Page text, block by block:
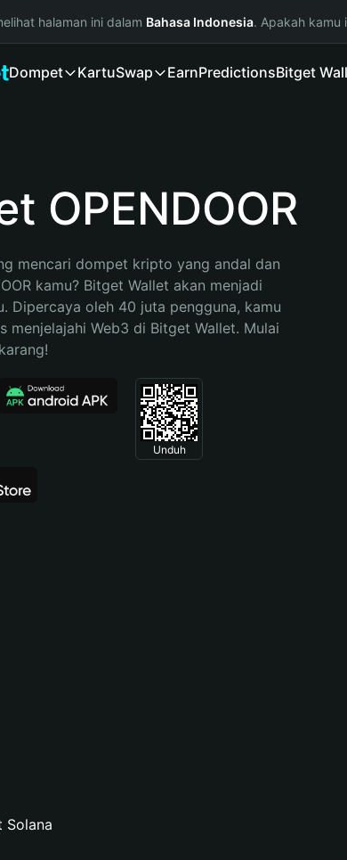
halaman ini dalam Bahasa Indonesia. Apakah kamu
Dompet KartuSwap EarnPredictionsBitget
OPENDOOR
mencari dompet kripto yang andal dan
kamu? Bitget Wallet akan menjadi
Dipercaya oleh 40 juta pengguna, kamu
menjelajahi Web3 di Bitget Wallet. Mulai
Unduh
Solana